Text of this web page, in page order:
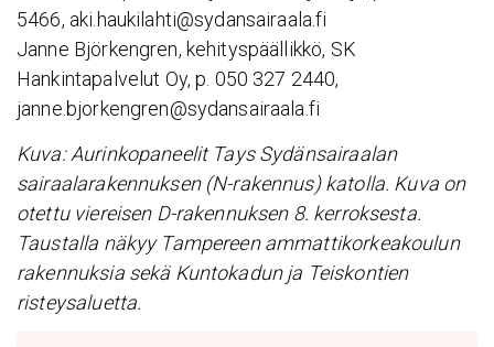
5466, aki.haukilahti@sydansairaala.fi
Janne Björkengren, kehityspäällikkö, SK
Hankintapalvelut Oy, p. 050 327 2440,
janne.bjorkengren@sydansairaala.fi
Kuva: Aurinkopaneelit Tays Sydänsairaalan
sairaalarakennuksen (N-rakennus) katolla. Kuva on
otettu viereisen D-rakennuksen 8. kerroksesta.
Taustalla näkyy Tampereen ammattikorkeakoulun
rakennuksia sekä Kuntokadun ja Teiskontien
risteysaluetta.